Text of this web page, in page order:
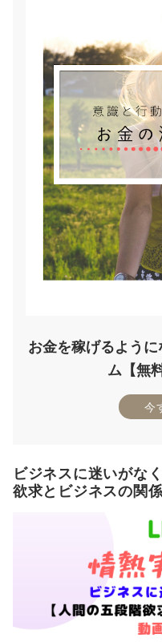
お金を稼げるよう
ム【無
今
ビジネスに迷いがな
欲求とビジネスの関